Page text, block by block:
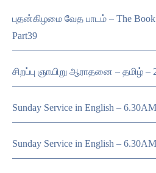
புதன்கிழமை வேத பாடம் – The
Part39
சிறப்பு ஞாயிறு ஆராதனை – தமிழ் –
Sunday Service in English –
Sunday Service in English –